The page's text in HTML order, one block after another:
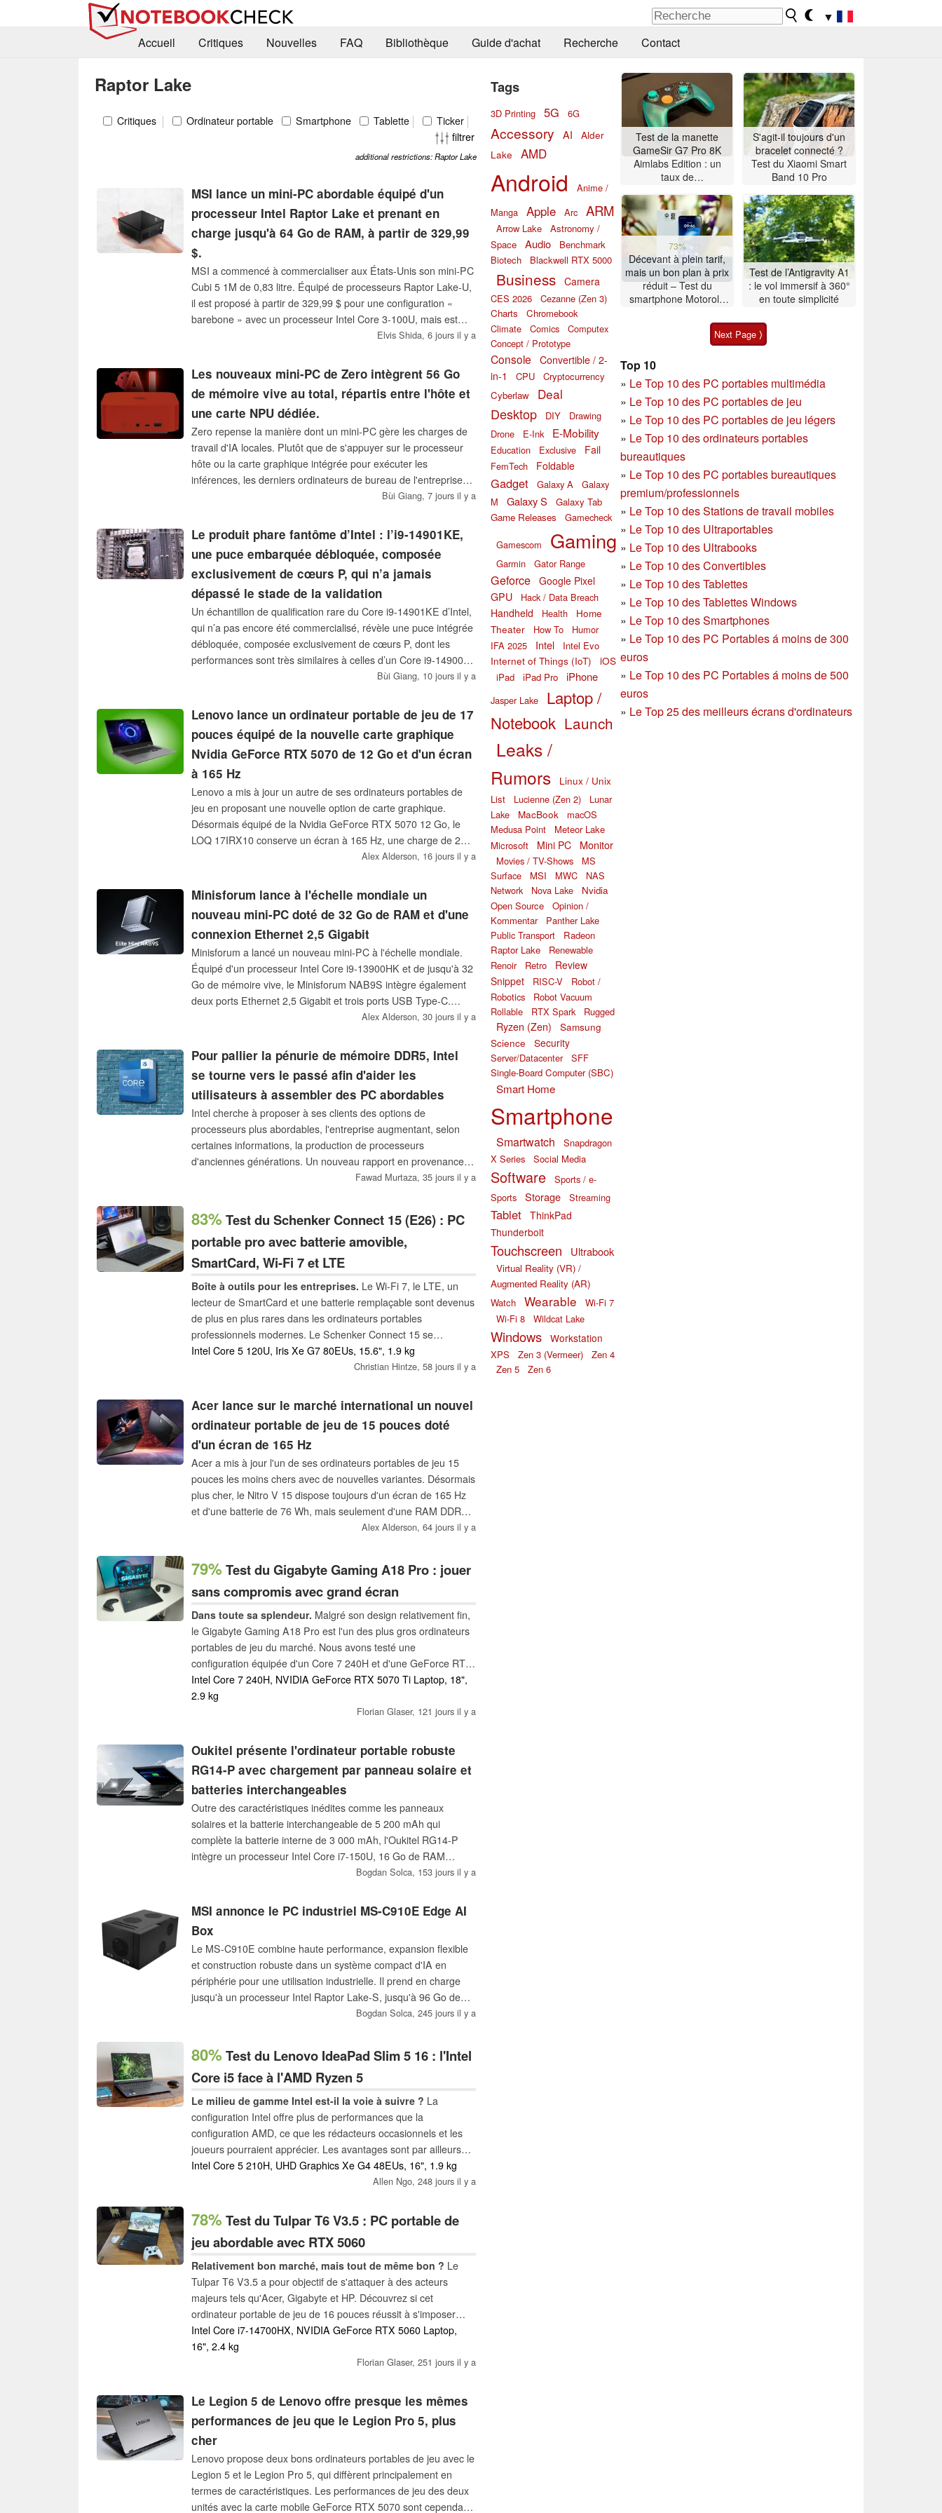
▼
Accueil
Critiques Nouvelles FAQ Bibliothèque Guide d'achat Recherche Contact
Raptor Lake
Critiques Ordinateur portable Smartphone Tablette
Ticker
filtrer
additional restrictions: Raptor Lake
MSI lance un mini-PC abordable équipé d'un
processeur Intel Raptor Lake et prenant en
charge jusqu'à 64 Go de RAM, à partir de 329,99
$.
MSI a commencé à commercialiser aux États-Unis son mini-PC
Cubi 5 1M de 0,83 litre. Équipé de processeurs Raptor Lake-U,
il est proposé à partir de 329,99 $ pour une configuration «
barebone » avec un processeur Intel Core 3-100U, mais est
également disponible avec un Core i7-150U, 16 Go de RAM et
Elvis Shida, 6 jours il y a
Les nouveaux mini-PC de Zero intègrent 56 Go
de mémoire vive au total, répartis entre l'hôte et
une carte NPU dédiée.
Zero repense la manière dont un mini-PC gère les charges de
travail d'IA locales. Plutôt que de s'appuyer sur le processeur
hôte ou la carte graphique intégrée pour exécuter les
inférences, les derniers ordinateurs de bureau de l'entreprise
délestent entièrement cette tâche vers une deuxième puce
Bùi Giang, 7 jours il y a
Le produit phare fantôme d’Intel : l’i9-14901KE,
une puce embarquée débloquée, composée
exclusivement de cœurs P, qui n’a jamais
dépassé le stade de la validation
Un échantillon de qualification rare du Core i9-14901KE d’Intel,
qui n’a pas encore été commercialisé, révèle une puce intégrée
débloquée, composée exclusivement de cœurs P, dont les
performances sont très similaires à celles d’un Core i9-14900K
dont les cœurs E auraient été désactivés. Les tests ont mis en
particulier au niveau de la puce, ce qui fait de ce processeur
abandonné davantage une curiosité de la gamme Raptor Lake
qu’un produit phare perdu.
Bùi Giang, 10 jours il y a
Lenovo lance un ordinateur portable de jeu de 17
pouces équipé de la nouvelle carte graphique
Nvidia GeForce RTX 5070 de 12 Go et d'un écran
à 165 Hz
Lenovo a mis à jour un autre de ses ordinateurs portables de
jeu en proposant une nouvelle option de carte graphique.
Désormais équipé de la Nvidia GeForce RTX 5070 12 Go, le
LOQ 17IRX10 conserve un écran à 165 Hz, une charge de 245
W et un processeur Intel Core i7-14700HX, ce qui souligne son
Alex Alderson, 16 jours il y a
Minisforum lance à l'échelle mondiale un
nouveau mini-PC doté de 32 Go de RAM et d'une
connexion Ethernet 2,5 Gigabit
Minisforum a lancé un nouveau mini-PC à l'échelle mondiale.
Équipé d'un processeur Intel Core i9-13900HK et de jusqu'à 32
Go de mémoire vive, le Minisforum NAB9S intègre également
deux ports Ethernet 2,5 Gigabit et trois ports USB Type-C.
Minisforum affirme avoir également intégré un système de
version « barebone ».
Alex Alderson, 30 jours il y a
Pour pallier la pénurie de mémoire DDR5, Intel
se tourne vers le passé afin d'aider les
utilisateurs à assembler des PC abordables
Intel cherche à proposer à ses clients des options de
processeurs plus abordables, l'entreprise augmentant, selon
certaines informations, la production de processeurs
d'anciennes générations. Un nouveau rapport en provenance
de Chine indique qu'Intel augmente l'offre d'anciens
Fawad Murtaza, 35 jours il y a
83% Test du Schenker Connect 15 (E26) : PC
portable pro avec batterie amovible,
SmartCard, Wi-Fi 7 et LTE
Boîte à outils pour les entreprises. Le Wi-Fi 7, le LTE, un
lecteur de SmartCard et une batterie remplaçable sont devenus
de plus en plus rares dans les ordinateurs portables
professionnels modernes. Le Schenker Connect 15 se
concentre précisément sur ces caractéristiques, combinant des
capacités adaptées aux entreprises avec un matériel silencieux
Intel Core 5 120U, Iris Xe G7 80EUs, 15.6", 1.9 kg
Christian Hintze, 58 jours il y a
Acer lance sur le marché international un nouvel
ordinateur portable de jeu de 15 pouces doté
d'un écran de 165 Hz
Acer a mis à jour l'un de ses ordinateurs portables de jeu 15
pouces les moins chers avec de nouvelles variantes. Désormais
plus cher, le Nitro V 15 dispose toujours d'un écran de 165 Hz
et d'une batterie de 76 Wh, mais seulement d'une RAM DDR4
Alex Alderson, 64 jours il y a
79% Test du Gigabyte Gaming A18 Pro : jouer
sans compromis avec grand écran
Dans toute sa splendeur. Malgré son design relativement fin,
le Gigabyte Gaming A18 Pro est l'un des plus gros ordinateurs
portables de jeu du marché. Nous avons testé une
configuration équipée d'un Core 7 240H et d'une GeForce RTX
5070 Ti pour voir comment il se positionne par rapport à la
concurrence. Le concurrent de Gigabyte peut-il tenir la route ?
Intel Core 7 240H, NVIDIA GeForce RTX 5070 Ti Laptop, 18",
2.9 kg
Florian Glaser, 121 jours il y a
Oukitel présente l'ordinateur portable robuste
RG14-P avec chargement par panneau solaire et
batteries interchangeables
Outre des caractéristiques inédites comme les panneaux
solaires et la batterie interchangeable de 5 200 mAh qui
complète la batterie interne de 3 000 mAh, l'Oukitel RG14-P
intègre un processeur Intel Core i7-150U, 16 Go de RAM
LPDDR5 et un SSD de 512 Go avec la possibilité d'augmenter
pouces 1080p avec une webcam de 8 MP magnétiquement
Bogdan Solca, 153 jours il y a
MSI annonce le PC industriel MS-C910E Edge AI
Box
Le MS-C910E combine haute performance, expansion flexible
et construction robuste dans un système compact d'IA en
périphérie pour une utilisation industrielle. Il prend en charge
jusqu'à un processeur Intel Raptor Lake-S, jusqu'à 96 Go de
RAM DDR5-5600 et le boîtier est suffisamment grand pour
Bogdan Solca, 245 jours il y a
80% Test du Lenovo IdeaPad Slim 5 16 : l'Intel
Core i5 face à l'AMD Ryzen 5
Le milieu de gamme Intel est-il la voie à suivre ? La
configuration Intel offre plus de performances que la
configuration AMD, ce que les rédacteurs occasionnels et les
joueurs pourraient apprécier. Les avantages sont par ailleurs
minimes, au mieux, pour les scénarios typiques de navigation
Intel Core 5 210H, UHD Graphics Xe G4 48EUs, 16", 1.9 kg
Allen Ngo, 248 jours il y a
78% Test du Tulpar T6 V3.5 : PC portable de
jeu abordable avec RTX 5060
Relativement bon marché, mais tout de même bon ? Le
Tulpar T6 V3.5 a pour objectif de s'attaquer à des acteurs
majeurs tels qu'Acer, Gigabyte et HP. Découvrez si cet
ordinateur portable de jeu de 16 pouces réussit à s'imposer
dans notre test.
Intel Core i7-14700HX, NVIDIA GeForce RTX 5060 Laptop,
16", 2.4 kg
Florian Glaser, 251 jours il y a
Le Legion 5 de Lenovo offre presque les mêmes
performances de jeu que le Legion Pro 5, plus
cher
Lenovo propose deux bons ordinateurs portables de jeu avec le
Legion 5 et le Legion Pro 5, qui diffèrent principalement en
termes de caractéristiques. Les performances de jeu des deux
unités avec la carte mobile GeForce RTX 5070 sont cependant
Tags
3D Printing 5G 6G
Accessory AI
Alder
Lake
AMD
Android
Anime /
Manga
Apple Arc ARM
Arrow Lake
Astronomy /
Space
Audio
Benchmark
Biotech
Blackwell RTX 5000
Business Camera
CES 2026
Cezanne (Zen 3)
Charts
Chromebook
Climate
Comics
Computex
Concept / Prototype
Console
Convertible / 2-
in-1
CPU
Cryptocurrency
Cyberlaw
Deal
Desktop DIY
Drawing
Drone
E-Ink E-Mobility
Education Exclusive Fail
FemTech Foldable
Gadget Galaxy A
Galaxy
M
Galaxy S
Galaxy Tab
Game Releases
Gamecheck
Gamescom Gaming
Garmin Gator Range
Geforce Google Pixel
GPU
Hack / Data Breach
Handheld Health
Home
Theater
How To
Humor
IFA 2025
Intel Intel Evo
Internet of Things (IoT) iOS
iPad iPad Pro iPhone
Jasper Lake
Laptop /
Notebook Launch
Leaks /
Rumors
Linux / Unix
List Lucienne (Zen 2)
Lunar
Lake
MacBook
macOS
Medusa Point
Meteor Lake
Microsoft
Mini PC Monitor
Movies / TV-Shows
MS
Surface
MSI MWC
NAS
Network
Nova Lake
Nvidia
Open Source
Opinion /
Kommentar
Panther Lake
Public Transport
Radeon
Raptor Lake
Renewable
Renoir
Retro
Review
Snippet
RISC-V
Robot /
Robotics
Robot Vacuum
Rollable
RTX Spark Rugged
Ryzen (Zen)
Samsung
Science
Security
Server/Datacenter
SFF
Single-Board Computer (SBC)
Smart Home
Smartphone
Smartwatch
Snapdragon
X Series
Social Media
Software
Sports / e-
Sports
Storage Streaming
Tablet ThinkPad
Thunderbolt
Touchscreen Ultrabook
Virtual Reality (VR) /
Augmented Reality (AR)
Watch
Wearable
Wi-Fi 7
Wi-Fi 8
Wildcat Lake
Windows Workstation
XPS Zen 3 (Vermeer)
Zen 4
Zen 5
Zen 6
Test de la manette
GameSir G7 Pro 8K
Aimlabs Edition : un
taux de
à petit prix
S'agit-il toujours d'un
bracelet connecté ?
Test du Xiaomi Smart
Band 10 Pro
73%
Décevant à plein tarif,
mais un bon plan à prix
réduit – Test du
smartphone Motorola
Test de l’Antigravity A1
: le vol immersif à 360°
en toute simplicité
Next Page ⟩
Top 10
» Le Top 10 des PC portables multimédia
» Le Top 10 des PC portables de jeu
» Le Top 10 des PC portables de jeu légers
» Le Top 10 des ordinateurs portables
bureautiques
» Le Top 10 des PC portables bureautiques
premium/professionnels
» Le Top 10 des Stations de travail mobiles
» Le Top 10 des Ultraportables
» Le Top 10 des Ultrabooks
» Le Top 10 des Convertibles
» Le Top 10 des Tablettes
» Le Top 10 des Tablettes Windows
» Le Top 10 des Smartphones
» Le Top 10 des PC Portables á moins de 300
euros
» Le Top 10 des PC Portables á moins de 500
euros
» Le Top 25 des meilleurs écrans d'ordinateurs